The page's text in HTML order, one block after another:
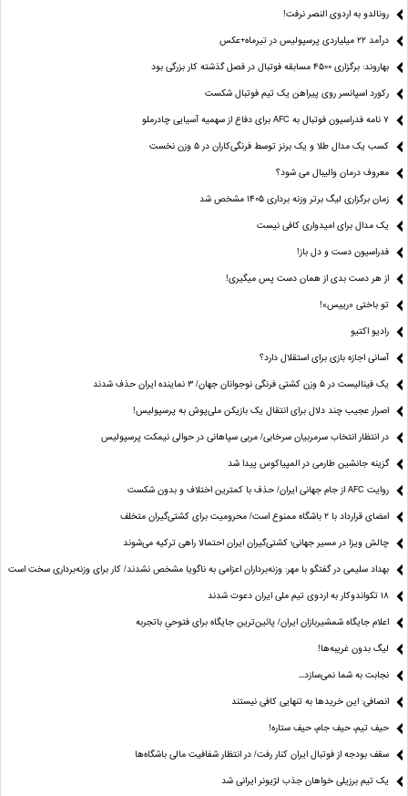
رونالدو به اردوی النصر نرفت!
درآمد ۲۲ میلیاردی پرسپولیس در تیرماه+عکس
بهاروند: برگزاری ۴۵۰۰ مسابقه فوتبال در فصل گذشته کار بزرگی بود
رکورد اسپانسر روی پیراهن یک تیم فوتبال شکست
۷ نامه فدراسیون فوتبال به AFC برای دفاع از سهمیه آسیایی چادرملو
کسب یک مدال طلا و یک برنز توسط فرنگی‌کاران در ۵ وزن نخست
معروف درمان والیبال می شود؟
زمان برگزاری لیگ برتر وزنه برداری ۱۴۰۵ مشخص شد
یک مدال برای امیدواری کافی نیست
فدراسیون دست‌ و دل باز!
از هر دست بدی از همان دست پس میگیری!
تو باختی «رییس»!
رادیو اکتیو
آسانی اجازه بازی برای استقلال دارد؟
یک فینالیست در ۵ وزن کشتی فرنگی نوجوانان جهان/ ۳ نماینده ایران حذف شدند
اصرار عجیب چند دلال برای انتقال یک بازیکن ملی‌پوش به پرسپولیس!
در انتظار انتخاب سرمربیان سرخابی/ مربی سپاهانی در حوالی نیمکت پرسپولیس
گزینه جانشین طارمی در المپیاکوس پیدا شد
روایت AFC از جام جهانی ایران/ حذف با کمترین اختلاف و بدون شکست
امضای قرارداد با ۲ باشگاه ممنوع است/ محرومیت برای کشتی‌گیران متخلف
چالش ویزا در مسیر جهانی؛ کشتی‌گیران ایران احتمالا راهی ترکیه می‌شوند
بهداد سلیمی در گفتگو با مهر: وزنه‌برداران اعزامی به ناگویا مشخص نشدند/ کار برای وزنه‌برداری سخت است
۱۸ تکواندوکار به اردوی تیم ملی ایران دعوت شدند
اعلام جایگاه شمشیربازان ایران/ پائین‌ترین جایگاه برای فتوحیِ باتجربه
لیگ بدون غریبه‌ها!
نجابت به شما نمی‌سازد...
انصافی: این خریدها به تنهایی کافی نیستند
حیف تیم، حیف جام، حیف ستاره‌!
سقف بودجه از فوتبال ایران کنار رفت/ در انتظار شفافیت مالی باشگاه‌ها
یک تیم برزیلی خواهان جذب لژیونر ایرانی شد